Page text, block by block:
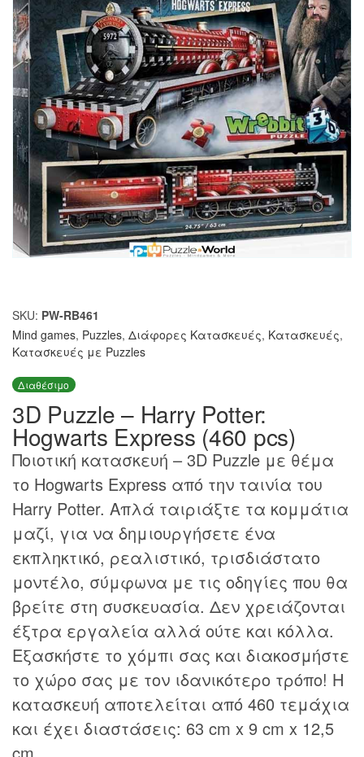
SKU: PW-RB461
Mind games, Puzzles, Διάφορες Κατασκευές, Κατασκευές,
Κατασκευές με Puzzles
Διαθέσιμο
3D Puzzle – Harry Potter:
Hogwarts Express (460 pcs)
Ποιοτική κατασκευή – 3D Puzzle με θέμα
το Hogwarts Express από την ταινία του
Harry Potter. Απλά ταιριάξτε τα κομμάτια
μαζί, για να δημιουργήσετε ένα
εκπληκτικό, ρεαλιστικό, τρισδιάστατο
μοντέλο, σύμφωνα με τις οδηγίες που θα
βρείτε στη συσκευασία. Δεν χρειάζονται
έξτρα εργαλεία αλλά ούτε και κόλλα.
Εξασκήστε το χόμπι σας και διακοσμήστε
το χώρο σας με τον ιδανικότερο τρόπο! Η
κατασκευή αποτελείται από 460 τεμάχια
και έχει διαστάσεις: 63 cm x 9 cm x 12,5
cm